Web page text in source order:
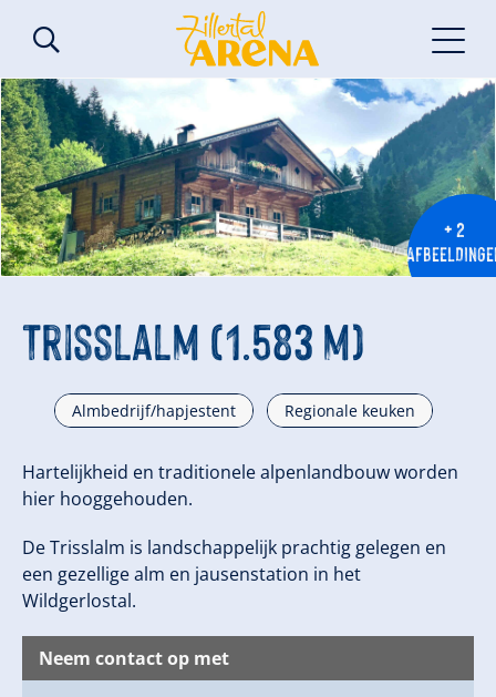
+ 2
Trisslalm (1.583 m)
Almbedrijf/hapjestent Regionale keuken
Hartelijkheid en traditionele alpenlandbouw worden
hier hooggehouden.
De Trisslalm is landschappelijk prachtig gelegen en
een gezellige alm en jausenstation in het
Wildgerlostal.
Neem contact op met